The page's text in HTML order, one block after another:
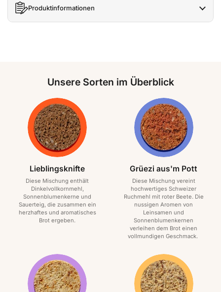
Produktinformationen
Unsere Sorten im Überblick
Lieblingsknifte
Diese Mischung enthält
Dinkelvollkornmehl,
Sonnenblumenkerne und
Sauerteig, die zusammen ein
herzhaftes und aromatisches
Brot ergeben.
Grüezi aus'm Pott
Diese Mischung vereint
hochwertiges Schweizer
Ruchmehl mit roter Beete. Die
nussigen Aromen von
Leinsamen und
Sonnenblumenkernen
verleihen dem Brot einen
vollmundigen Geschmack.